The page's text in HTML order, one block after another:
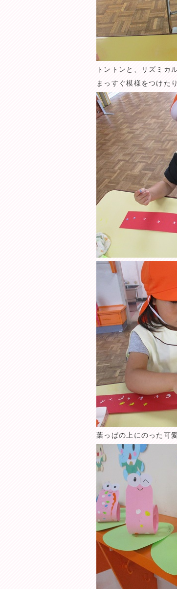
トントンと、リズミカ
まっすぐ模様をつけた
葉っぱの上にのった可